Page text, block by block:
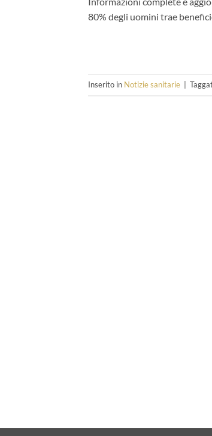
80% degli uomini trae
Inserito in Notizie sanitarie